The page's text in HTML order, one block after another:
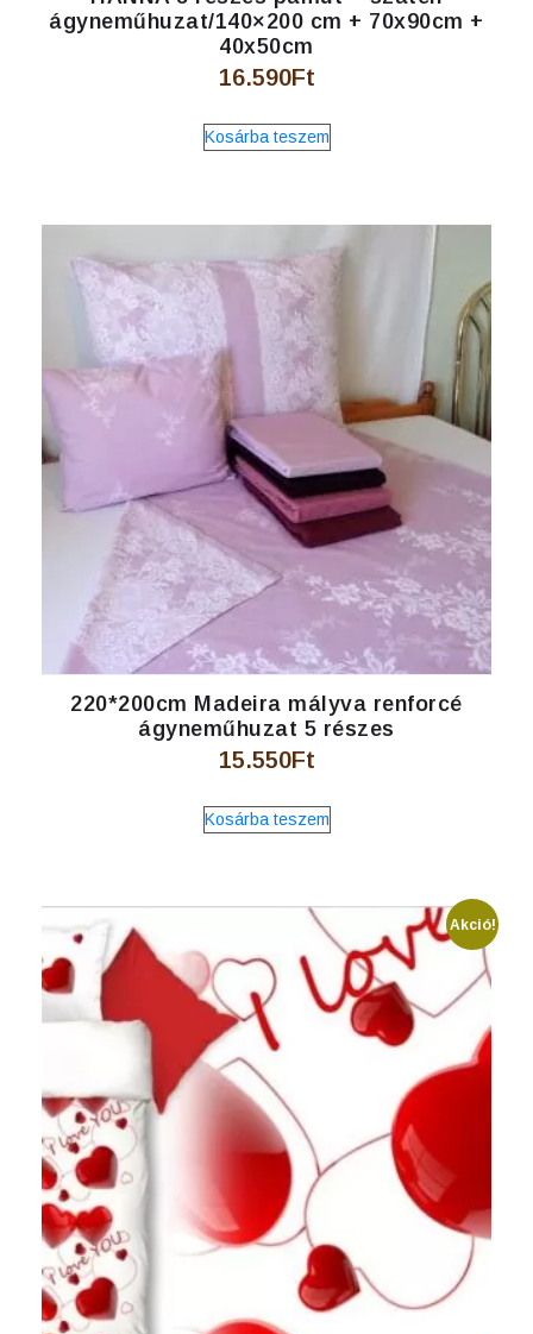
ágyneműhuzat/140×200 cm + 70x90cm +
40x50cm
16.590Ft
Kosárba teszem
220*200cm Madeira mályva renforcé
ágyneműhuzat 5 részes
15.550Ft
Kosárba teszem
Akció!